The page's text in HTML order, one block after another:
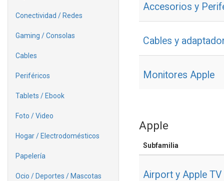
Conectividad / Redes
Gaming / Consolas
Cables
Periféricos
Tablets / Ebook
Foto / Video
Hogar / Electrodomésticos
Papelería
Ocio / Deportes / Mascotas
Accesorios y
Cables y
Monitores Apple
Apple
Subfamilia
Airport y Apple TV